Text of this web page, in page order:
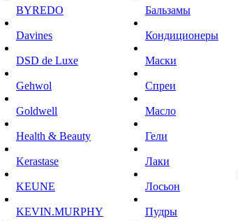
BYREDO
Davines
DSD de Luxe
Gehwol
Goldwell
Health & Beauty
Kerastase
KEUNE
KEVIN.MURPHY
Бальзамы
Кондиционеры
Маски
Спреи
Масло
Гели
Лаки
Лосьон
Пудры